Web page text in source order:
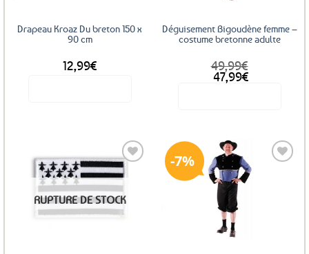
Drapeau Kroaz Du breton 150 x
90 cm
12,99€
Déguisement Bigoudène femme –
costume bretonne adulte
49,99€
Le
prix
47,99€
Le
prix
Ajouter
aux
favoris
RUPTURE DE STOCK
7%